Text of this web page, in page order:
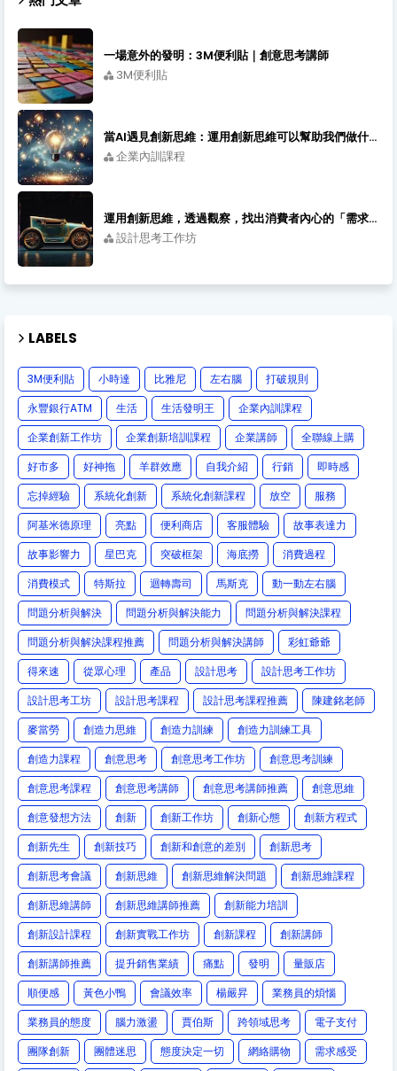
一場意外的發明：3M便利貼｜創意思考講師
3M便利貼
當AI遇見創新思維：運用創新思維可以幫助我們做什麼｜創新先生的創新課程
企業內訓課程
運用創新思維，透過觀察，找出消費者內心的「需求感受」｜創新講師
設計思考工作坊
LABELS
3M便利貼 小時達 比雅尼 左右腦
打破規則
永豐銀行ATM
生活 生活發明王
企業內訓課程
企業創新工作坊
企業創新培訓課程 企業講師
全聯線上購
好市多
好神拖 羊群效應 自我介紹 行銷
即時感
忘掉經驗
系統化創新 系統化創新課程 放空
服務
阿基米德原理
亮點 便利商店 客服體驗
故事表達力
故事影響力
星巴克 突破框架 海底撈
消費過程
消費模式
特斯拉 迴轉壽司 馬斯克
動一動左右腦
問題分析與解決
問題分析與解決能力
問題分析與解決課程
問題分析與解決課程推薦
問題分析與解決講師
彩虹爺爺
得來速
從眾心理 產品 設計思考
設計思考工作坊
設計思考工坊
設計思考課程 設計思考課程推薦
陳建銘老師
麥當勞
創造力思維 創造力訓練
創造力訓練工具
創造力課程
創意思考 創意思考工作坊
創意思考訓練
創意思考課程
創意思考講師 創意思考講師推薦
創意思維
創意發想方法
創新 創新工作坊 創新心態
創新方程式
創新先生
創新技巧 創新和創意的差別
創新思考
創新思考會議
創新思維 創新思維解決問題
創新思維課程
創新思維講師
創新思維講師推薦
創新能力培訓
創新設計課程
創新實戰工作坊 創新課程
創新講師
創新講師推薦
提升銷售業績 痛點 發明
量販店
順便感
黃色小鴨 會議效率 楊嚴昇
業務員的煩惱
業務員的態度
腦力激盪 賈伯斯 跨領域思考
電子支付
團隊創新
團體迷思 態度決定一切 網絡購物
需求感受